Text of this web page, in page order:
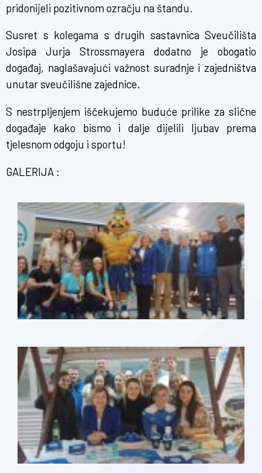
pridonijeli pozitivnom ozračju na štandu.
Susret s kolegama s drugih sastavnica Sveučilišta
Josipa Jurja Strossmayera dodatno je obogatio
događaj, naglašavajući važnost suradnje i zajedništva
unutar sveučilišne zajednice.
S nestrpljenjem iščekujemo buduće prilike za slične
događaje kako bismo i dalje dijelili ljubav prema
tjelesnom odgoju i sportu!
GALERIJA :